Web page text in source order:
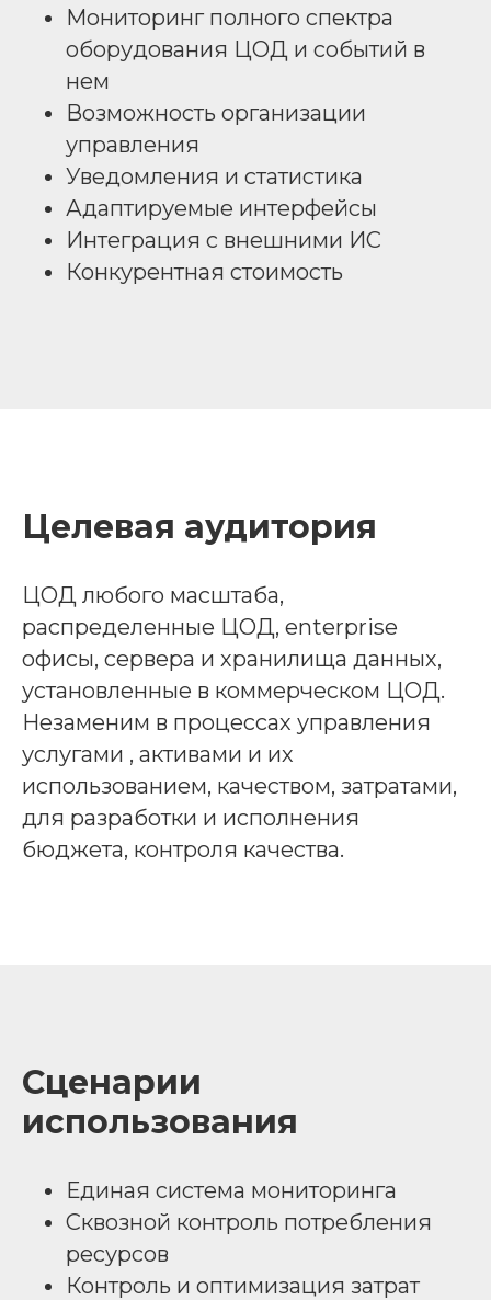
Мониторинг полного спектра
оборудования ЦОД и событий в
нем
Возможность организации
управления
Уведомления и статистика
Адаптируемые интерфейсы
Интеграция с внешними ИС
Конкурентная стоимость
Целевая аудитория
ЦОД любого масштаба,
распределенные ЦОД, enterprise
офисы, сервера и хранилища данных,
установленные в коммерческом ЦОД.
Незаменим в процессах управления
услугами , активами и их
использованием, качеством, затратами,
для разработки и исполнения
бюджета, контроля качества.
Сценарии
использования
Единая система мониторинга
Сквозной контроль потребления
ресурсов
Контроль и оптимизация затрат